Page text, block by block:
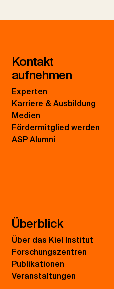
Kontakt
aufnehmen
Experten
Karriere & Ausbildung
Medien
Fördermitglied werden
ASP Alumni
Überblick
Über das Kiel Institut
Forschungszentren
Publikationen
Veranstaltungen